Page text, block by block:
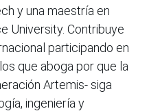
y una maestría en
University. Contribuye
participando en
que aboga por que la
Artemis- siga
ingeniería y